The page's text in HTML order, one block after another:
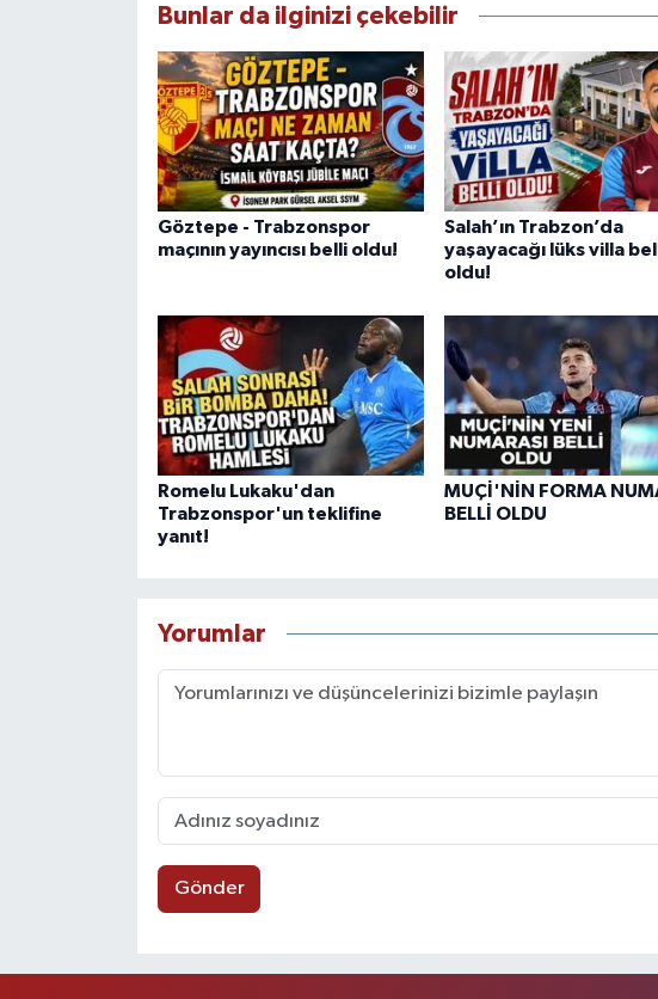
Bunlar da ilginizi çekebilir
Göztepe - Trabzonspor
maçının yayıncısı belli oldu!
Salah’ın Trabzon’da
yaşayacağı lüks villa
oldu!
Romelu Lukaku'dan
Trabzonspor'un teklifine
yanıt!
MUÇİ'NİN FORMA
BELLİ OLDU
Yorumlar
Gönder